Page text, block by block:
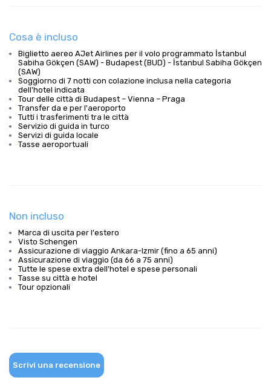
Cosa è incluso
Biglietto aereo AJet Airlines per il volo programmato İstanbul
Sabiha Gökçen (SAW) - Budapest (BUD) - İstanbul Sabiha Gökçen
(SAW)
Soggiorno di 7 notti con colazione inclusa nella categoria
dell'hotel indicata
Tour delle città di Budapest – Vienna – Praga
Transfer da e per l'aeroporto
Tutti i trasferimenti tra le città
Servizio di guida in turco
Servizi di guida locale
Tasse aeroportuali
Non incluso
Marca di uscita per l'estero
Visto Schengen
Assicurazione di viaggio Ankara-Izmir (fino a 65 anni)
Assicurazione di viaggio (da 66 a 75 anni)
Tutte le spese extra dell'hotel e spese personali
Tasse su città e hotel
Tour opzionali
Scrivi una recensione